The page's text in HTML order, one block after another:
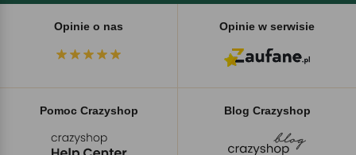
Opinie o nas Opinie w serwisie
Pomoc Crazyshop Blog Crazyshop